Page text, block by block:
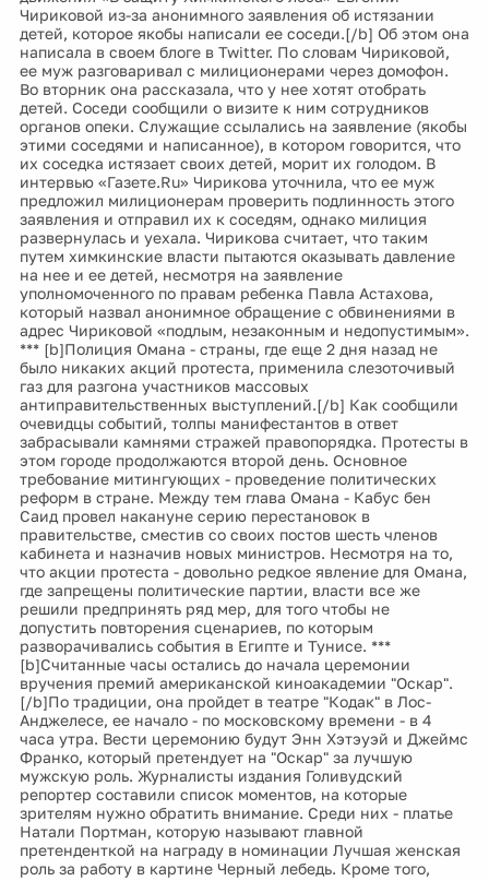
Чириковой из-за анонимного заявления об истязании
детей, которое якобы написали ее соседи.[/b] Об этом она
написала в своем блоге в Twitter. По словам Чириковой,
ее муж разговаривал с милиционерами через домофон.
Во вторник она рассказала, что у нее хотят отобрать
детей. Соседи сообщили о визите к ним сотрудников
органов опеки. Служащие ссылались на заявление (якобы
этими соседями и написанное), в котором говорится, что
их соседка истязает своих детей, морит их голодом. В
интервью «Газете.Ru» Чирикова уточнила, что ее муж
предложил милиционерам проверить подлинность этого
заявления и отправил их к соседям, однако милиция
развернулась и уехала. Чирикова считает, что таким
путем химкинские власти пытаются оказывать давление
на нее и ее детей, несмотря на заявление
уполномоченного по правам ребенка Павла Астахова,
который назвал анонимное обращение с обвинениями в
адрес Чириковой «подлым, незаконным и недопустимым».
*** [b]Полиция Омана - страны, где еще 2 дня назад не
было никаких акций протеста, применила слезоточивый
газ для разгона участников массовых
антиправительственных выступлений.[/b] Как сообщили
очевидцы событий, толпы манифестантов в ответ
забрасывали камнями стражей правопорядка. Протесты в
этом городе продолжаются второй день. Основное
требование митингующих - проведение политических
реформ в стране. Между тем глава Омана - Кабус бен
Саид провел накануне серию перестановок в
правительстве, сместив со своих постов шесть членов
кабинета и назначив новых министров. Несмотря на то,
что акции протеста - довольно редкое явление для Омана,
где запрещены политические партии, власти все же
решили предпринять ряд мер, для того чтобы не
допустить повторения сценариев, по которым
разворачивались события в Египте и Тунисе. ***
[b]Считанные часы остались до начала церемонии
вручения премий американской киноакадемии "Оскар".
[/b]По традиции, она пройдет в театре "Кодак" в Лос-
Анджелесе, ее начало - по московскому времени - в 4
часа утра. Вести церемонию будут Энн Хэтэуэй и Джеймс
Франко, который претендует на "Оскар" за лучшую
мужскую роль. Журналисты издания Голивудский
репортер составили список моментов, на которые
зрителям нужно обратить внимание. Среди них - платье
Натали Портман, которую называют главной
претенденткой на награду в номинации Лучшая женская
роль за работу в картине Черный лебедь. Кроме того,